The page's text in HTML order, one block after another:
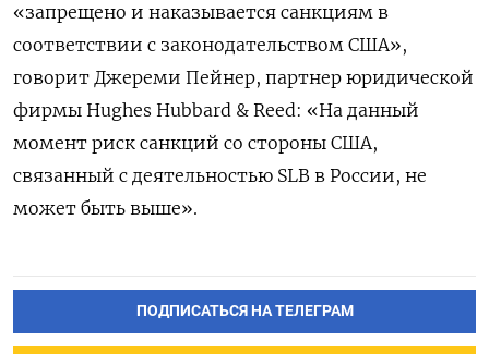
«запрещено и наказывается санкциям в
соответствии с законодательством США»,
говорит Джереми Пейнер, партнер юридической
фирмы Hughes Hubbard & Reed: «На данный
момент риск санкций со стороны США,
связанный с деятельностью SLB в России, не
может быть выше».
ПОДПИСАТЬСЯ НА ТЕЛЕГРАМ